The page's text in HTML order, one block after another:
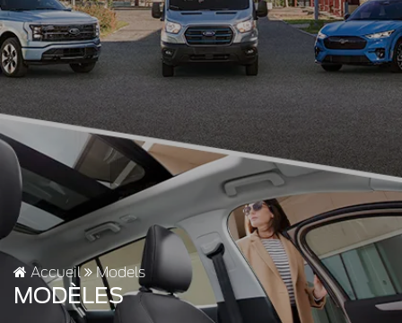
Accueil Models
MODÈLES